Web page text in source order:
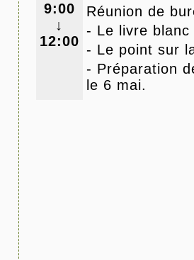
9:00
↓
12:00
Réunion de
- Le livre blanc
- Le point sur
- Préparation
le 6 mai.